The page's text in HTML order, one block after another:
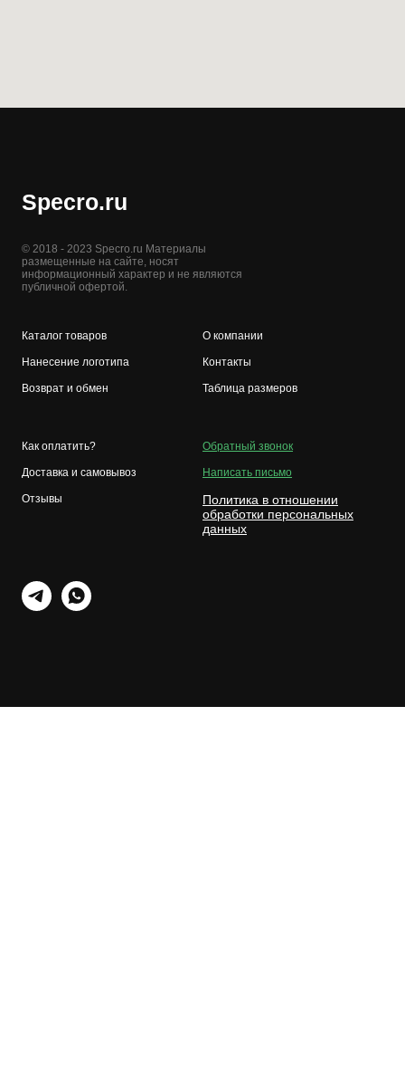
Specro.ru
© 2018 - 2023 Specro.ru Материалы
размещенные на сайте, носят
информационный характер и не являются
публичной офертой.
Каталог товаров
Нанесение логотипа
Возврат и обмен
О компании
Контакты
Таблица размеров
Как оплатить?
Доставка и самовывоз
Отзывы
Обратный звонок
Написать письмо
Политика в отношении
обработки персональных
данных